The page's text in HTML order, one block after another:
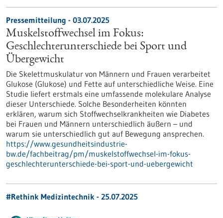
Pressemitteilung - 03.07.2025
Muskelstoffwechsel im Fokus:
Geschlechterunterschiede bei Sport und
Übergewicht
Die Skelettmuskulatur von Männern und Frauen verarbeitet
Glukose (Glukose) und Fette auf unterschiedliche Weise. Eine
Studie liefert erstmals eine umfassende molekulare Analyse
dieser Unterschiede. Solche Besonderheiten könnten
erklären, warum sich Stoffwechselkrankheiten wie Diabetes
bei Frauen und Männern unterschiedlich äußern – und
warum sie unterschiedlich gut auf Bewegung ansprechen.
https://www.gesundheitsindustrie-
bw.de/fachbeitrag/pm/muskelstoffwechsel-im-fokus-
geschlechterunterschiede-bei-sport-und-uebergewicht
#Rethink Medizintechnik - 25.07.2025